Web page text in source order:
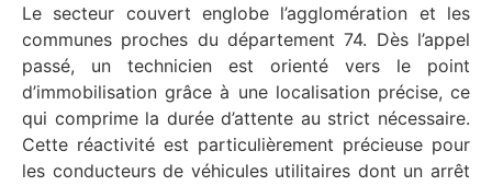
Le secteur couvert englobe l’agglomération et les
communes proches du département 74. Dès l’appel
passé, un technicien est orienté vers le point
d’immobilisation grâce à une localisation précise, ce
qui comprime la durée d’attente au strict nécessaire.
Cette réactivité est particulièrement précieuse pour
les conducteurs de véhicules utilitaires dont un arrêt